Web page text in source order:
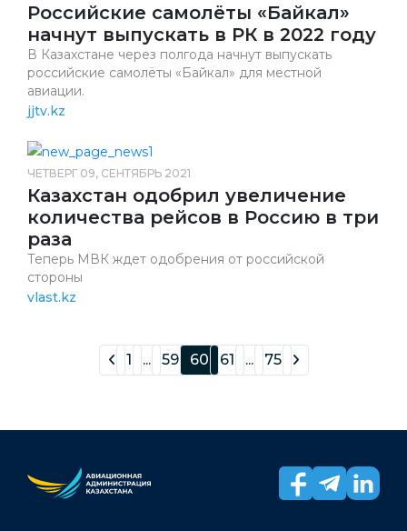
Российские самолёты «Байкал»
начнут выпускать в РК в 2022 году
В Казахстане через полгода начнут выпускать
российские самолёты «Байкал» для местной
авиации.
jjtv.kz
ЧЕТВЕРГ 09, СЕНТЯБРЬ 2021
Казахстан одобрил увеличение
количества рейсов в Россию в три
раза
Теперь МВК ждет одобрения от российской
стороны
vlast.kz
1 ... 59 60 61 ... 75